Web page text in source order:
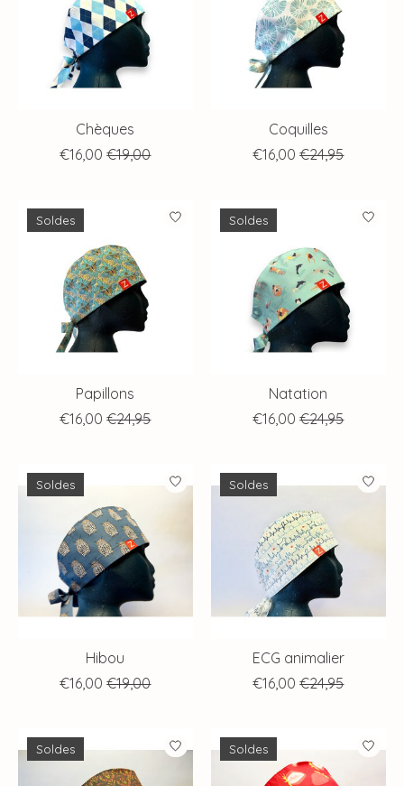
Chèques
€16,00 €19,00
Coquilles
€16,00 €24,95
Soldes
Papillons
€16,00 €24,95
Soldes
Natation
€16,00 €24,95
Soldes
Hibou
€16,00 €19,00
Soldes
ECG animalier
€16,00 €24,95
Soldes Soldes